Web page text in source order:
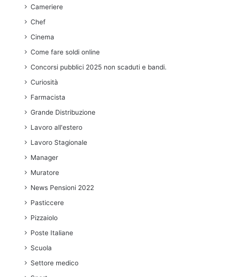
Cameriere
Chef
Cinema
Come fare soldi online
Concorsi pubblici 2025 non scaduti e bandi.
Curiosità
Farmacista
Grande Distribuzione
Lavoro all'estero
Lavoro Stagionale
Manager
Muratore
News Pensioni 2022
Pasticcere
Pizzaiolo
Poste Italiane
Scuola
Settore medico